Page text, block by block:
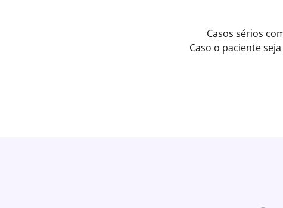
Casos sérios
Caso o paciente seja